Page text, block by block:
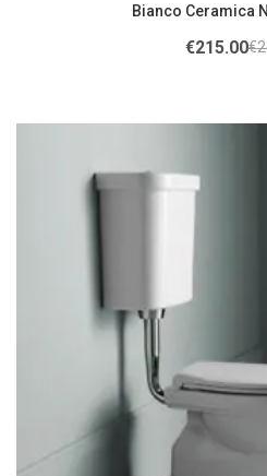
Bianco Ceramica
€
€215.00